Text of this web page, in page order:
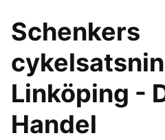
Schenkers
Linköping -
Handel